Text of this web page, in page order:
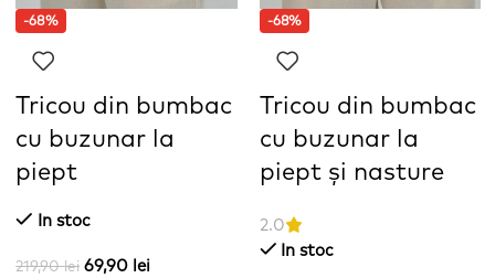
-68%
Tricou din bumbac
cu buzunar la
piept
In stoc
219,90lei 69,90 lei
-68%
Tricou din bumbac
cu buzunar la
piept și nasture
2.0
In stoc